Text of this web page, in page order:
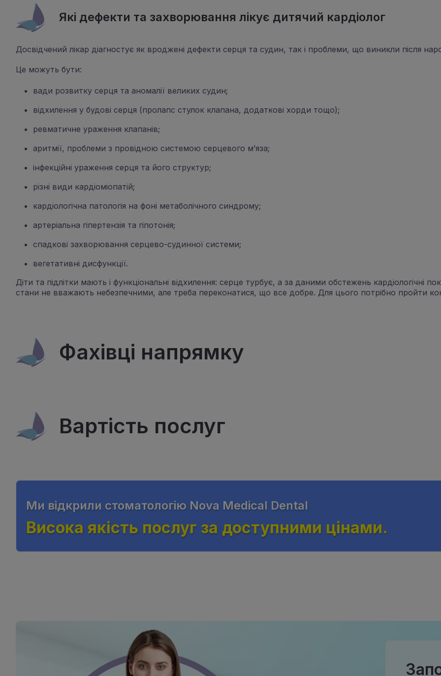
Які дефекти та захворювання лікує дитячий кардіолог
Досвідчений лікар діагностує як вроджені дефекти серця та судин, так і проблеми, що виникли після
Це можуть бути:
вади розвитку серця та аномалії великих судин;
відхилення у будові серця (пролапс стулок клапана, додаткові хорди тощо);
ревматичне ураження клапанів;
аритмії, проблеми з провідною системою серцевого м’яза;
інфекційні ураження серця та його структур;
різні види кардіоміопатій;
кардіологічна патологія на фоні метаболічного синдрому;
артеріальна гіпертензія та гіпотонія;
спадкові захворювання серцево-судинної системи;
вегетативні дисфункції.
Діти та підлітки мають і функціональні відхилення: серце турбує, а за даними обстежень кардіологічні
стани не вважають небезпечними, але треба переконатися, що все добре. Для цього потрібно пройти
Фахівці напрямку
Вартість послуг
Ми відкрили стоматологiю Nova Medical Dental
Висока якість послуг за доступними цінами.